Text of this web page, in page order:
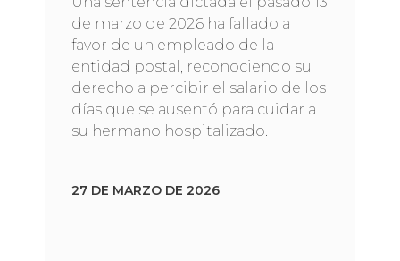
de marzo de 2026 ha fallado a
favor de un empleado de la
entidad postal, reconociendo su
derecho a percibir el salario de los
días que se ausentó para cuidar a
su hermano hospitalizado.
27 DE MARZO DE 2026